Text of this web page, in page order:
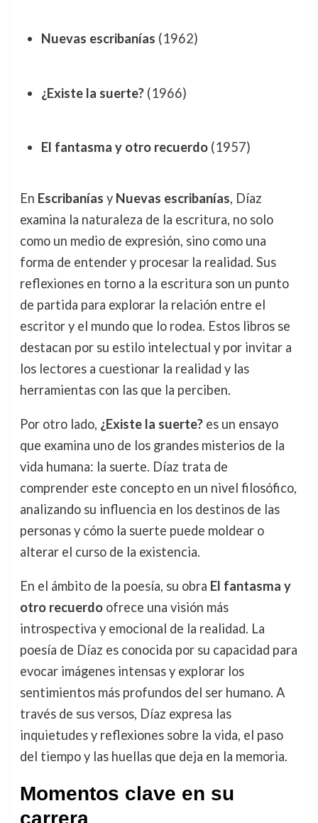
Nuevas escribanías (1962)
¿Existe la suerte?(1966)
El fantasma y otro recuerdo(1957)
En Escribanías y Nuevas escribanías, Díaz
examina la naturaleza de la escritura, no solo
como un medio de expresión, sino como una
forma de entender y procesar la realidad. Sus
reflexiones en torno a la escritura son un punto
de partida para explorar la relación entre el
escritor y el mundo que lo rodea. Estos libros se
destacan por su estilo intelectual y por invitar a
los lectores a cuestionar la realidad y las
herramientas con las que la perciben.
Por otro lado, ¿Existe la suerte?es un ensayo
que examina uno de los grandes misterios de la
vida humana: la suerte. Díaz trata de
comprender este concepto en un nivel filosófico,
analizando su influencia en los destinos de las
personas y cómo la suerte puede moldear o
alterar el curso de la existencia.
En el ámbito de la poesía, su obra El fantasma y
otro recuerdoofrece una visión más
introspectiva y emocional de la realidad. La
poesía de Díaz es conocida por su capacidad para
evocar imágenes intensas y explorar los
sentimientos más profundos del ser humano. A
través de sus versos, Díaz expresa las
inquietudes y reflexiones sobre la vida, el paso
del tiempo y las huellas que deja en la memoria.
Momentos clave en su
carrera